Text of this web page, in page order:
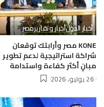
أخبار الدولأخبار وتقاريرمصر
KONE مصر وأرابتك توقعان
شراكة استراتيجية لدعم تطوير
مبانٍ أكثر كفاءة واستدامة
26 يوليو، 2026